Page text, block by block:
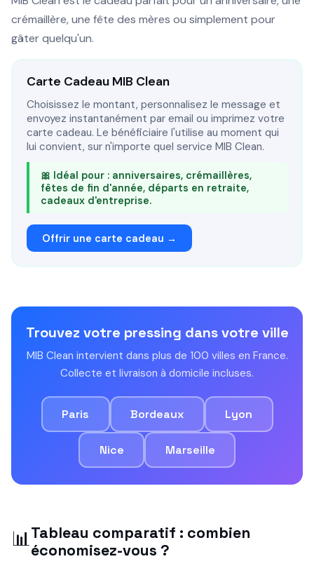
crémaillère, une fête des mères ou simplement pour
gâter quelqu'un.
Carte Cadeau MIB Clean
Choisissez le montant, personnalisez le message et
envoyez instantanément par email ou imprimez votre
carte cadeau. Le bénéficiaire l'utilise au moment qui
lui convient, sur n'importe quel service MIB Clean.
🎀 Idéal pour : anniversaires, crémaillères,
fêtes de fin d'année, départs en retraite,
cadeaux d'entreprise.
Offrir une carte cadeau →
Trouvez votre pressing dans votre ville
MIB Clean intervient dans plus de 100 villes en France.
Collecte et livraison à domicile incluses.
Paris Bordeaux Lyon
Nice Marseille
📊Tableau comparatif : combien
économisez-vous ?